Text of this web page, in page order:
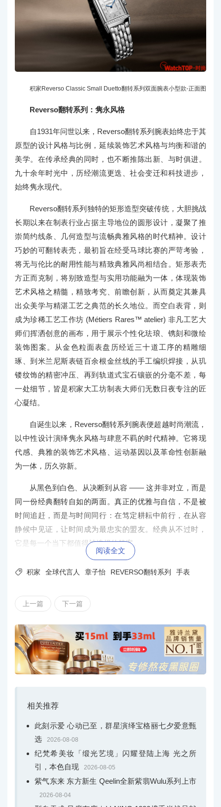
积家Reverso Classic Small Duetto翻转系列双面腕表小型款-正面图
Reverso翻转系列：隽永风格
自1931年问世以来，Reverso翻转系列腕表始终忠于其
原型的设计风格与比例，延续装饰艺术风格与均衡和谐的
美学。在传承经典的同时，也不断推陈出新、与时俱进。
九十余年时光中，历经潮流更迭、社会变迁和科技进步，
始终隽永现代。
Reverso翻转系列独特的矩形造型突破传统，大胆挑战
长期以来在制表行业占据主导地位的圆形设计，凝聚了推
崇简约线条、几何造型与流畅典雅风格的时代精神。设计
巧妙的可翻转表壳，最初旨在经受马球比赛的严苛考验，
将无与伦比的耐用性能与精致典雅风尚相结合。矩形表壳
方正而克制，将别致造型与实用功能融为一体，体现装饰
艺术风格之精髓，精致考究、前瞻创新，从而奠定其兼具
出众美学与精湛工艺之典范的长久地位。而空白表背，则
成为珍稀工艺工作坊 (Métiers Rares™ atelier) 非凡工艺大
师们挥洒创意的画布，用于展示个性化珐琅、镌刻和微绘
装饰图案。从金色粒面表盘历经近三十道工序的精雕细
琢、到米兰尼斯表链百余根金丝线的手工编织焊接，从玑
镂纹饰的精密冲压、再到轨道式宝石镶嵌的分毫不差，每
一处细节，皆是积家大工坊制表大师们无数日夜专注的匠
心凝结。
自诞生以来，Reverso翻转系列腕表便超越时尚潮流，
以中性设计演绎隽永风格与肆意不羁的时代精神。它将现
代感、典雅的装饰艺术风格、运动基因以及革命性创新融
为一体，历久弥新。
从黑色到白色、从决断到从容 —— 这并非对立，而是
同一份经典翻转自如的两面。真正的优雅与自信，不是被
时间追赶，而是与时间同行：在笃定耕耘中前行，在从容
静候中见证，让时间成为最忠实的盟友。经典从不过时，
它是每一个当下都值得被选择的答案。
阅读全文
 积家 全球代言人 章子怡 REVERSO翻转系列 手表
上一篇 下一篇
相关推荐
此刻示爱 心动已至，群星演绎宝格丽七夕爱意甄
选
2026-08-08
纪梵希美妆「缎光艺境」闪耀登陆上海 光之所
引，本色自现
2026-08-05
紫气东来 东方新生 Qeelin全新紫翡Wulu系列上市
2026-08-04